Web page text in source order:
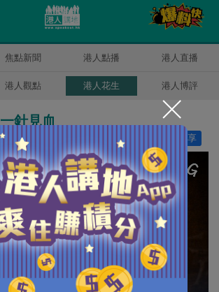
焦點新聞 港人點播 港人直播
港人觀點 港人花生 港人博評
針見血
分享
讚好